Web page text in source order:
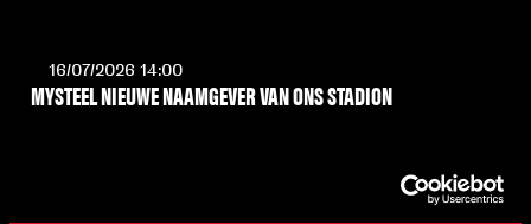
16/07/2026 14:00
MYSTEEL NIEUWE NAAMGEVER VAN ONS STADION